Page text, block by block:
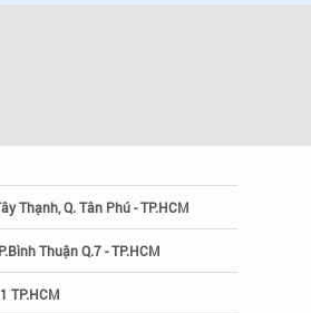
Thạnh, Q. Tân Phú - TP.HCM
Thuận Q.7 - TP.HCM
TP.HCM